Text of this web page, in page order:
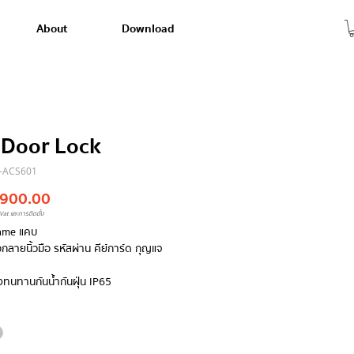
About Download
Lock
ACS601
แคบ
ลายนิ้วมือ รหัสผ่าน คีย์การ์ด กุญแจ
ทนทานกันน้ำกันฝุ่น IP65
และการติดตั้ง